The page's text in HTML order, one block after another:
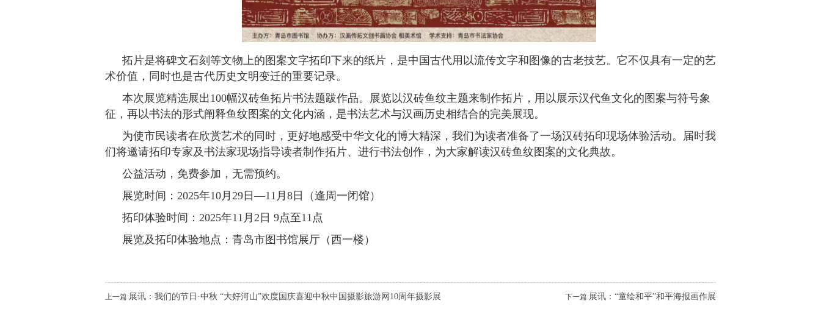
拓片是将碑文石刻等文物上的图案文字拓印下来的纸片，是中国古代用以流传文字和图像的古老技艺。它不仅具有一定的艺
术价值，同时也是古代历史文明变迁的重要记录。
本次展览精选展出100幅汉砖鱼拓片书法题跋作品。展览以汉砖鱼纹主题来制作拓片，用以展示汉代鱼文化的图案与符号象
征，再以书法的形式阐释鱼纹图案的文化内涵，是书法艺术与汉画历史相结合的完美展现。
为使市民读者在欣赏艺术的同时，更好地感受中华文化的博大精深，我们为读者准备了一场汉砖拓印现场体验活动。届时我
们将邀请拓印专家及书法家现场指导读者制作拓片、进行书法创作，为大家解读汉砖鱼纹图案的文化典故。
公益活动，免费参加，无需预约。
展览时间：2025年10月29日—11月8日（逢周一闭馆）
拓印体验时间：2025年11月2日 9点至11点
展览及拓印体验地点：青岛市图书馆展厅（西一楼）
下一篇:展讯：“童绘和平”和平海报画作展
上一篇:展讯：我们的节日·中秋 “大好河山”欢度国庆喜迎中秋中国摄影旅游网10周年摄影展